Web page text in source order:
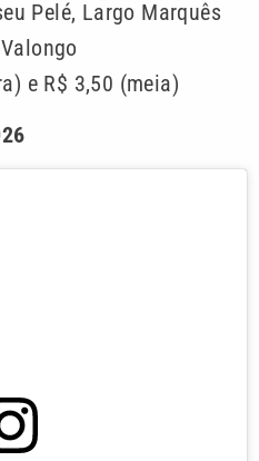
Pelé, Largo Marquês
e R$ 3,50 (meia)